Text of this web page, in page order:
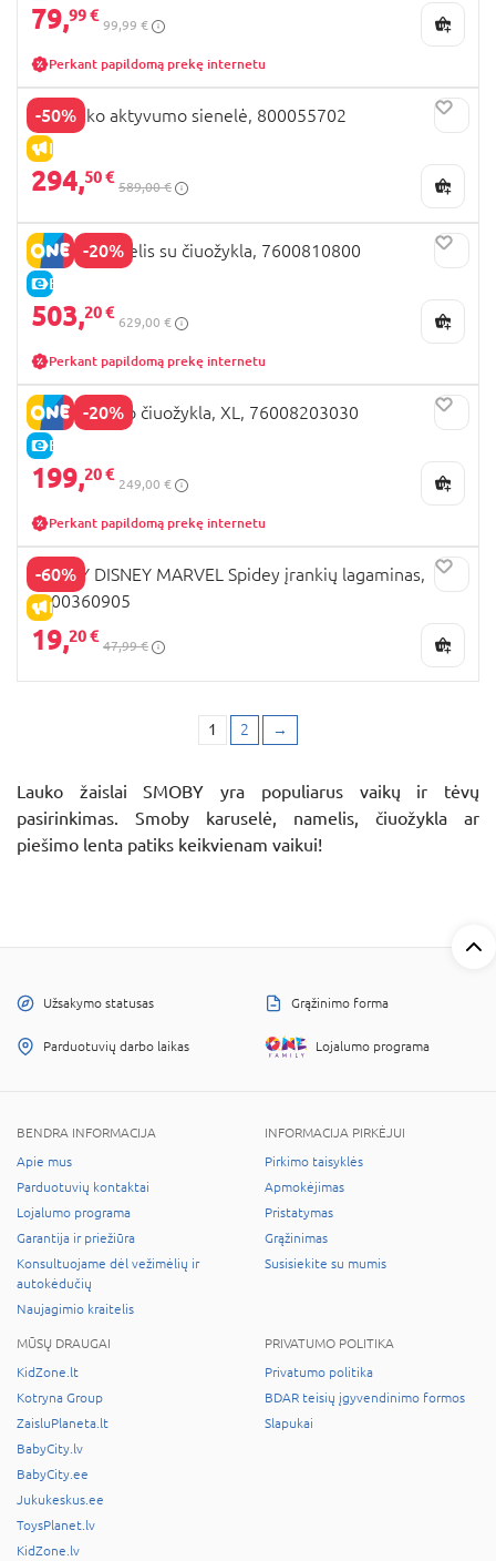
79,99 €
99,99 €
Perkant papildomą prekę internetu
-50%
IŠPARDAVIMAS
BIG lauko aktyvumo sienelė, 800055702
294,50 €
589,00 €
-20%
E-KAINA
SMOBY namelis su čiuožykla, 7600810800
503,20 €
629,00 €
Perkant papildomą prekę internetu
-20%
E-KAINA
SMOBY lauko čiuožykla, XL, 76008203030
199,20 €
249,00 €
Perkant papildomą prekę internetu
-60%
IŠPARDAVIMAS
SMOBY DISNEY MARVEL Spidey įrankių lagaminas,
7600360905
19,20 €
47,99 €
1 2 →
Lauko žaislai SMOBY yra populiarus vaikų ir tėvų
pasirinkimas. Smoby karuselė, namelis, čiuožykla ar
piešimo lenta patiks keikvienam vaikui!
Užsakymo statusas Grąžinimo forma
Parduotuvių darbo laikas Lojalumo programa
BENDRA INFORMACIJA
Apie mus
Parduotuvių kontaktai
Lojalumo programa
Garantija ir priežiūra
Konsultuojame dėl vežimėlių ir
autokėdučių
Naujagimio kraitelis
INFORMACIJA PIRKĖJUI
Pirkimo taisyklės
Apmokėjimas
Pristatymas
Grąžinimas
Susisiekite su mumis
MŪSŲ DRAUGAI
KidZone.lt
Kotryna Group
ZaisluPlaneta.lt
BabyCity.lv
BabyCity.ee
Jukukeskus.ee
ToysPlanet.lv
KidZone.lv
PRIVATUMO POLITIKA
Privatumo politika
BDAR teisių įgyvendinimo formos
Slapukai